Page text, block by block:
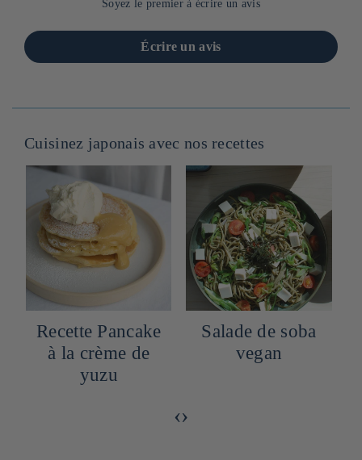
Soyez le premier à écrire un avis
Écrire un avis
Cuisinez japonais avec nos recettes
Recette Pancake
à la crème de
yuzu
Salade de soba
vegan
‹›